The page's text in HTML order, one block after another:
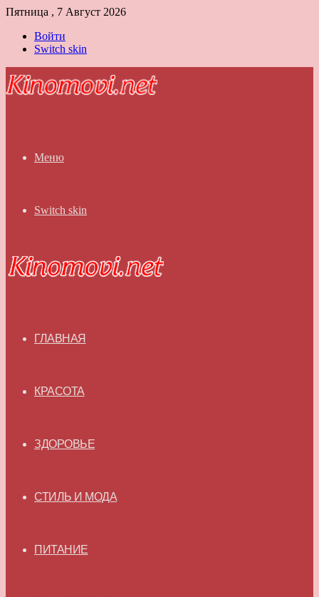
Пятница , 7 Август 2026
Войти
Switch skin
Меню
Switch skin
ГЛАВНАЯ
КРАСОТА
ЗДОРОВЬЕ
СТИЛЬ И МОДА
ПИТАНИЕ